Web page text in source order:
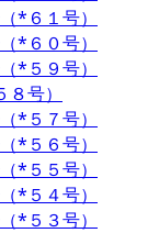
*６１号）
*６０号）
*５９号）
号）
*５７号）
*５６号）
*５５号）
*５４号）
*５３号）